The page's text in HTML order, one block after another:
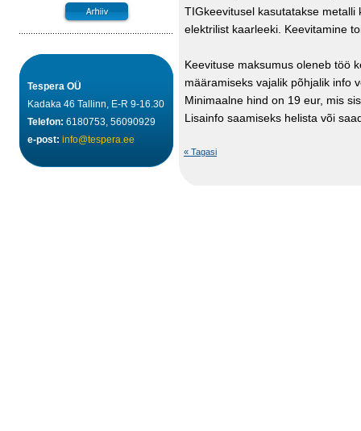
Tespera OÜ
Kadaka 46 Tallinn, E-R 9-16.30
Telefon: 6180753, 56090929
e-post: info@tespera.ee
TIGkeevitusel kasutatakse
elektrilist kaarleeki. Keevitamine
Keevituse maksumus oleneb töö
määramiseks vajalik põhjalik info
Minimaalne hind on 19 eur, mis
Lisainfo saamiseks helista või
« Tagasi